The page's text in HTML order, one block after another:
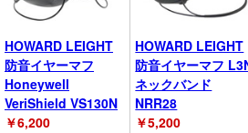
HOWARD LEIGHT
防音イヤーマフ
Honeywell
VeriShield VS130N
￥6,200
HOWARD LEIGHT
防音イヤーマフ
ネックバンド
NRR28
￥5,200